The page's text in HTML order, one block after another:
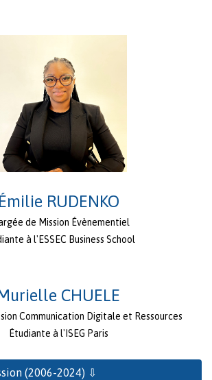
Émilie RUDENKO
de Mission Évènementiel
à l'ESSEC Business School
CHUELE
Communication Digitale et Ressources
Étudiante à l'ISEG Paris
(2006-2024) ⇩